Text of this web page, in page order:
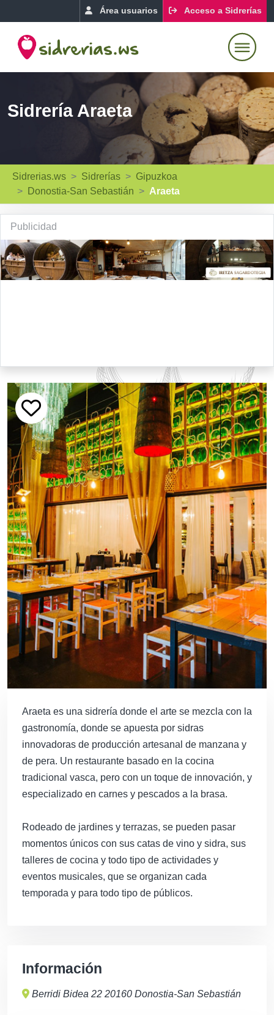
Área usuarios Acceso a Sidrerías
Sidrería Araeta
Sidrerias.ws Sidrerías
Gipuzkoa
Donostia-San Sebastián
Araeta
Publicidad
Araeta es una sidrería donde el arte se mezcla con la
gastronomía, donde se apuesta por sidras
innovadoras de producción artesanal de manzana y
de pera. Un restaurante basado en la cocina
tradicional vasca, pero con un toque de innovación, y
especializado en carnes y pescados a la brasa.
Rodeado de jardines y terrazas, se pueden pasar
momentos únicos con sus catas de vino y sidra, sus
talleres de cocina y todo tipo de actividades y
eventos musicales, que se organizan cada
temporada y para todo tipo de públicos.
Información
Berridi Bidea 22 20160 Donostia-San Sebastián